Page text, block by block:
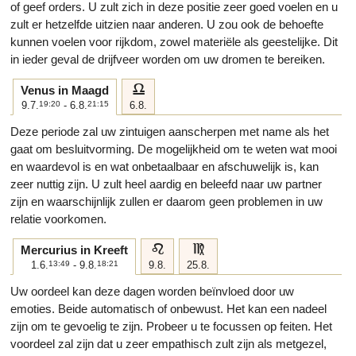
of geef orders. U zult zich in deze positie zeer goed voelen en u
zult er hetzelfde uitzien naar anderen. U zou ook de behoefte
kunnen voelen voor rijkdom, zowel materiële als geestelijke. Dit
in ieder geval de drijfveer worden om uw dromen te bereiken.
Venus in Maagd
9.7.19:20- 6.8.21:15
g
6.8.
Deze periode zal uw zintuigen aanscherpen met name als het
gaat om besluitvorming. De mogelijkheid om te weten wat mooi
en waardevol is en wat onbetaalbaar en afschuwelijk is, kan
zeer nuttig zijn. U zult heel aardig en beleefd naar uw partner
zijn en waarschijnlijk zullen er daarom geen problemen in uw
relatie voorkomen.
Mercurius in Kreeft
1.6.13:49 - 9.8.18:21
e
9.8.
f
25.8.
Uw oordeel kan deze dagen worden beïnvloed door uw
emoties. Beide automatisch of onbewust. Het kan een nadeel
zijn om te gevoelig te zijn. Probeer u te focussen op feiten. Het
voordeel zal zijn dat u zeer empathisch zult zijn als metgezel,